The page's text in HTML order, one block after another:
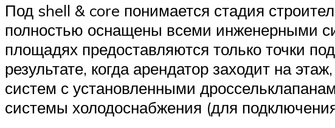
Под shell & core понимается стадия
полностью оснащены всеми инженерными
площадях предоставляются только точки
результате, когда арендатор заходит на
систем с установленными
системы холодоснабжения (для